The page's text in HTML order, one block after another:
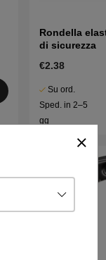
Rondella
di sicurezza
€2.38
Su ord.
Sped. in 2–5
gg